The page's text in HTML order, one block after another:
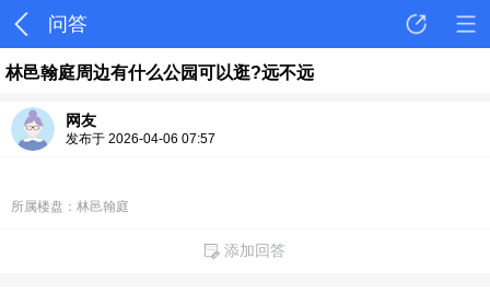
问答
林邑翰庭周边有什么公园可以逛?远不远
网友
发布于 2026-04-06 07:57
所属楼盘：林邑翰庭
添加回答